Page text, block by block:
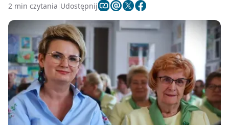
2 min czytania Udostępnij